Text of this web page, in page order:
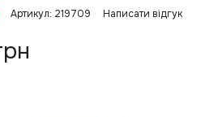
Артикул: 219709 Написати відгук